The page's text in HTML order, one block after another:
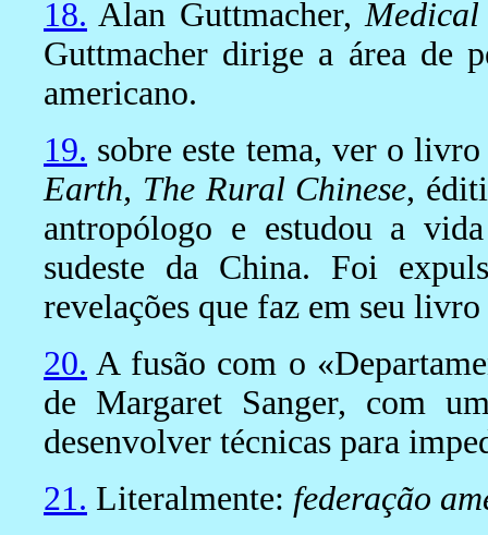
18. Alan Guttmacher,Medical
Guttmacher dirige a área de
americano.
19. sobre este tema, ver o
Earth, The Rural Chinese,
antropólogo e estudou a
sudeste da China. Foi
revelações que faz em seu
20. A fusão com o
de Margaret Sanger, com
desenvolver técnicas para
21. Literalmente: federação